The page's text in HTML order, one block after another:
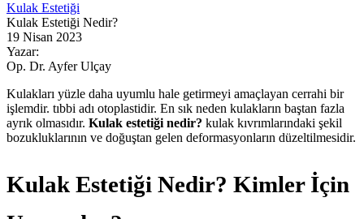
Kulak Estetiği
Kulak Estetiği Nedir?
19 Nisan 2023
Yazar:
Op. Dr. Ayfer Ulçay
Kulakları yüzle daha uyumlu hale getirmeyi amaçlayan cerrahi bir
işlemdir. tıbbi adı otoplastidir. En sık neden kulakların baştan fazla
ayrık olmasıdır. Kulak estetiği nedir? kulak kıvrımlarındaki şekil
bozukluklarının ve doğuştan gelen deformasyonların düzeltilmesidir.
Kulak Estetiği Nedir? Kimler İçin